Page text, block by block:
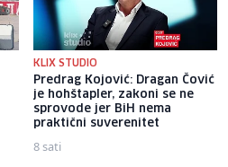
KLIX STUDIO
Predrag Kojović: Dragan Čović
je hohštapler, zakoni se ne
sprovode jer BiH nema
praktični suverenitet
8 sati